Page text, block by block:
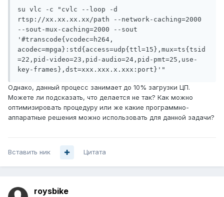
su vlc -c "cvlc --loop -d
rtsp://xx.xx.xx.xx/path --network-caching=2000
--sout-mux-caching=2000 --sout
'#transcode{vcodec=h264,
acodec=mpga}:std{access=udp{ttl=15},mux=ts{tsid
=22,pid-video=23,pid-audio=24,pid-pmt=25,use-
key-frames},dst=xxx.xxx.x.xxx:port}'"
Однако, данный процесс занимает до 10% загрузки ЦП.
Можете ли подсказать, что делается не так? Как можно
оптимизировать процедуру или же какие программно-
аппаратные решения можно использовать для данной задачи?
Вставить ник Цитата
roysbike